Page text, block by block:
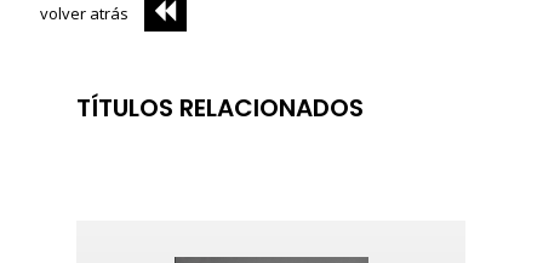
volver atrás
TÍTULOS RELACIONADOS